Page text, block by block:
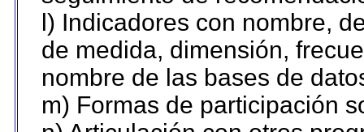
l) Indicadores con nombre,
de medida, dimensión,
nombre de las bases de
m) Formas de participación